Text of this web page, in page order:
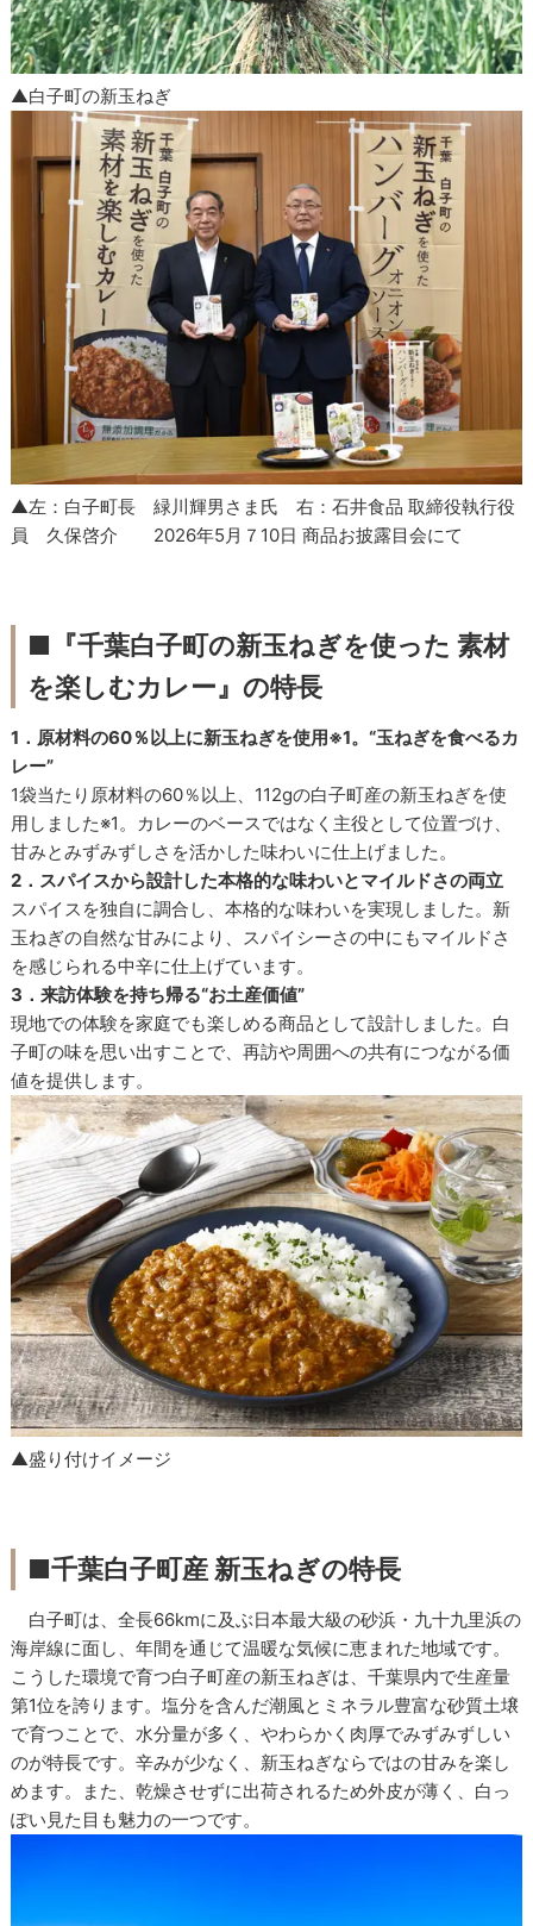
▲白子町の新玉ねぎ
▲左：白子町長 緑川輝男さま氏 右：石井食品 取締役執行役
員 久保啓介 2026年5月７10日 商品お披露目会にて
■『千葉白子町の新玉ねぎを使った 素材
を楽しむカレー』の特長
1．原材料の60％以上に新玉ねぎを使用※1。“玉ねぎを食べるカ
レー”
1袋当たり原材料の60％以上、112gの白子町産の新玉ねぎを使
用しました※1。カレーのベースではなく主役として位置づけ、
甘みとみずみずしさを活かした味わいに仕上げました。
2．スパイスから設計した本格的な味わいとマイルドさの両立
スパイスを独自に調合し、本格的な味わいを実現しました。新
玉ねぎの自然な甘みにより、スパイシーさの中にもマイルドさ
を感じられる中辛に仕上げています。
3．来訪体験を持ち帰る“お土産価値”
現地での体験を家庭でも楽しめる商品として設計しました。白
子町の味を思い出すことで、再訪や周囲への共有につながる価
値を提供します。
▲盛り付けイメージ
■千葉白子町産 新玉ねぎの特長
白子町は、全長66kmに及ぶ日本最大級の砂浜・九十九里浜の
海岸線に面し、年間を通じて温暖な気候に恵まれた地域です。
こうした環境で育つ白子町産の新玉ねぎは、千葉県内で生産量
第1位を誇ります。塩分を含んだ潮風とミネラル豊富な砂質土壌
で育つことで、水分量が多く、やわらかく肉厚でみずみずしい
のが特長です。辛みが少なく、新玉ねぎならではの甘みを楽し
めます。また、乾燥させずに出荷されるため外皮が薄く、白っ
ぽい見た目も魅力の一つです。